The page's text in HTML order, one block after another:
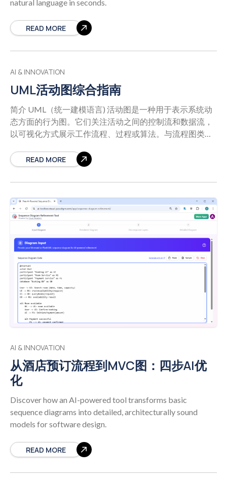
natural language in seconds.
READ MORE
AI & INNOVATION
UML活动图综合指南
简介 UML（统一建模语言) 活动图是一种用于表示系统动
态方面的行为图。它们关注活动之间的控制流和数据流，
以可视化方式展示工作流程、过程或算法。与流程图类
的顺序。 活动图是UML 2.5标准的一部分，特别适用于建
模过程逻辑、业务流程和系统行为，而无需深入对象的内
部结构（这由其他UML图如类图处理）。它们帮助利益相
概念 活动图由多个核心元素构成，这些元素定义了结构和
流程。以下是最重要的概念分解： 活动与动作: 一个活动
是一个可以分解为更小步骤的高层次行为或过程。 一个动
作是活动中的一个原子性、可执行的步骤，用圆角矩形表
示。动作可以包括“发送邮件”或“验证输入”等操作。 控制
流: 这些是带箭头的直线（实线），表示从一个动作到另一
个动作的执行顺序。它们指示了流程所经过的路径。 初始
节点和最终节点: 一个初始节点（实心黑圆圈）表示活动的
起点。 一个活动最终节点（内部带有一个实心黑点的圆
圈）表示整个活动的结束。 还有流程最终节点（带有一个
X的圆圈），它终止特定流程但不会结束整个活动。 决策
根据条件分叉（例如，流出流程上的或条件守卫）。 一个
合并节点（同样是菱形）将多个流程无条件地重新合并在
一起。 分叉与合并节点: 一个分叉节点（粗的水平或垂直
条）将单一流程拆分为多个并行流程，允许并发活动。 一
个合并节点（类似条形）将并行流程同步回一个流程，确
保所有分支完成后再继续。 对象流: 虚线箭头，表示动
作、端口或节点之间的数据或对象流动。端口（动作上的
的泳道，按责任对活动进行分组，例如角色（如用户、系
常与中断: 可中断区域（虚线圆角矩形）定义了流程可被事
READ MORE
AI & INNOVATION
从酒店预订流程到MVC图：四步AI优
化
Discover how an AI-powered tool transforms basic
sequence diagrams into detailed, architecturally sound
models for software design.
READ MORE